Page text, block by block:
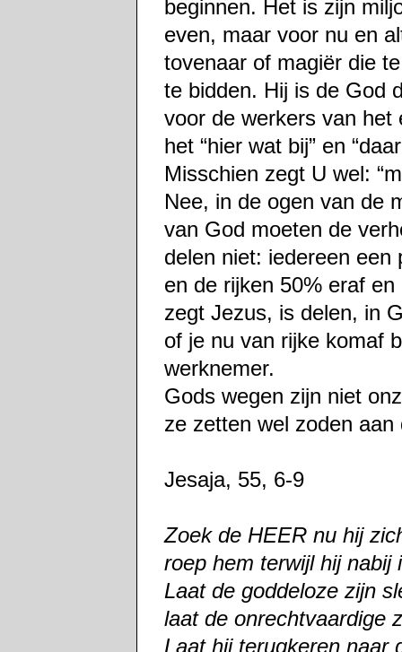
beginnen. Het is zijn
even, maar voor nu en
tovenaar of magiër die
te bidden. Hij is de God
voor de werkers van het
het “hier wat bij” en
Misschien zegt U wel:
Nee, in de ogen van de
van God moeten de
delen niet: iedereen
en de rijken 50% eraf
zegt Jezus, is delen, in
of je nu van rijke komaf
werknemer.
Gods wegen zijn niet
ze zetten wel zoden aan
Jesaja, 55, 6-9
Zoek de HEER nu hij
roep hem terwijl hij nabij
Laat de goddeloze zijn
laat de onrechtvaardige
Laat hij terugkeren naar